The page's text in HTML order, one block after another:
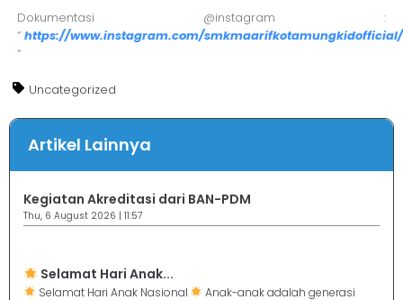
Dokumentasi @instagram :
”https://www.instagram.com/smkmaarifkotamungkidofficial/
“
Uncategorized
Artikel Lainnya
Kegiatan Akreditasi dari BAN-PDM
Thu, 6 August 2026 | 11:57
Selamat Hari Anak...
Selamat Hari Anak Nasional
Anak-anak adalah generasi